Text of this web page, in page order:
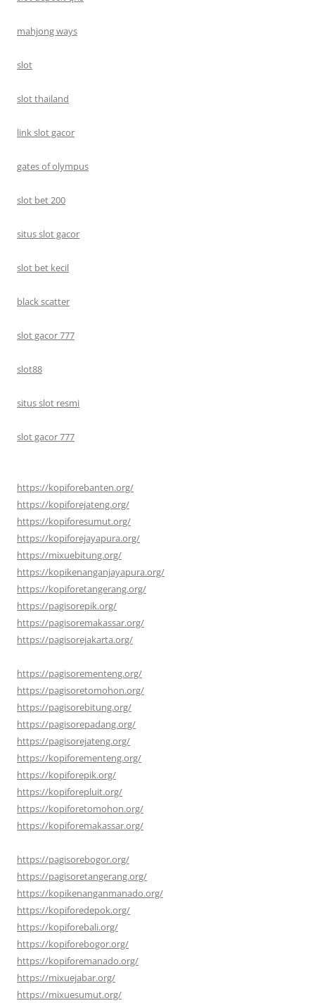
mahjong ways
slot
slot thailand
link slot gacor
gates of olympus
slot bet 200
situs slot gacor
slot bet kecil
black scatter
slot gacor 777
slot88
situs slot resmi
slot gacor 777
https://kopiforebanten.org/
https://kopiforejateng.org/
https://kopiforesumut.org/
https://kopiforejayapura.org/
https://mixuebitung.org/
https://kopikenanganjayapura.org/
https://kopiforetangerang.org/
https://pagisorepik.org/
https://pagisoremakassar.org/
https://pagisorejakarta.org/
https://pagisorementeng.org/
https://pagisoretomohon.org/
https://pagisorebitung.org/
https://pagisorepadang.org/
https://pagisorejateng.org/
https://kopiforementeng.org/
https://kopiforepik.org/
https://kopiforepluit.org/
https://kopiforetomohon.org/
https://kopiforemakassar.org/
https://pagisorebogor.org/
https://pagisoretangerang.org/
https://kopikenanganmanado.org/
https://kopiforedepok.org/
https://kopiforebali.org/
https://kopiforebogor.org/
https://kopiforemanado.org/
https://mixuejabar.org/
https://mixuesumut.org/